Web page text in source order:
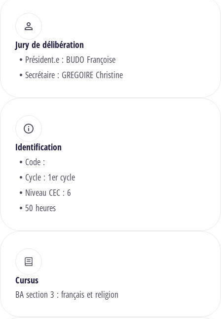
Jury de délibération
Président.e : BUDO Françoise
Secrétaire : GREGOIRE Christine
Identification
Code :
Cycle : 1er cycle
Niveau CEC : 6
50 heures
Cursus
BA section 3 : français et religion